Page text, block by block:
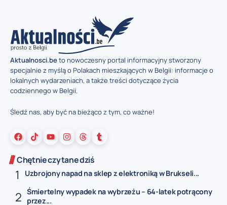
Aktualnosci.beto nowoczesny portal informacyjny stworzony
specjalnie z myślą o Polakach mieszkających w Belgii: informacje o
lokalnych wydarzeniach, a także treści dotyczące życia
codziennego w Belgii.
Śledź nas, aby być na bieżąco z tym, co ważne!
Chętnie czytane dziś
Uzbrojony napad na sklep z elektroniką w Brukseli...
Śmiertelny wypadek na wybrzeżu – 64-latek potrącony
przez...